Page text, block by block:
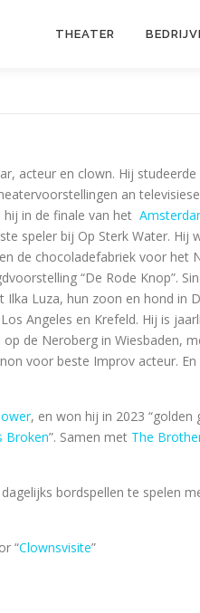
THEATER
acteur en clown. Hij studeerde
an
in de finale van het
speler bij Op Sterk Water. Hij
de chocoladefabriek voor het
“De Rode Knop”.
Luza, hun zoon en hond in
Angeles en Krefeld. Hij is
de Neroberg in Wiesbaden,
voor beste Improv acteur.
, en won hij in 2023 “golden
Broken”. Samen met The
bordspellen te spelen
“Clownsvisite”